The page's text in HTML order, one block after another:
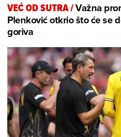
VEĆ OD SUTRA/Važna
Plenković otkrio što će se
goriva